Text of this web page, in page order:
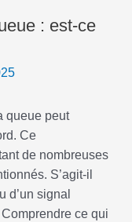
: est-ce
queue peut
Ce
de nombreuses
S’agit-il
d’un signal
ce qui